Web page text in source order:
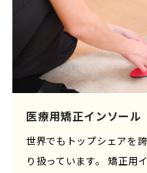
医療用矯正インソール
世界でもトップシェアを
り扱っています。 矯正用